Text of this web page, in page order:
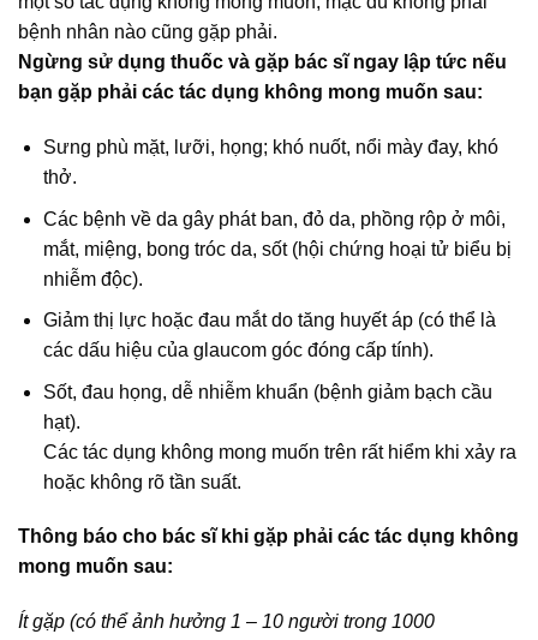
bệnh nhân nào cũng gặp phải.
Ngừng sử dụng thuốc và gặp bác sĩ ngay lập tức nếu
bạn gặp phải các tác dụng không mong muốn sau:
Sưng phù mặt, lưỡi, họng; khó nuốt, nổi mày đay, khó
thở.
Các bệnh về da gây phát ban, đỏ da, phồng rộp ở môi,
mắt, miệng, bong tróc da, sốt (hội chứng hoại tử biểu bị
nhiễm độc).
Giảm thị lực hoặc đau mắt do tăng huyết áp (có thể là
các dấu hiệu của glaucom góc đóng cấp tính).
Sốt, đau họng, dễ nhiễm khuẩn (bệnh giảm bạch cầu
hạt).
Các tác dụng không mong muốn trên rất hiểm khi xảy ra
hoặc không rõ tần suất.
Thông báo cho bác sĩ khi gặp phải các tác dụng không
mong muốn sau:
Ít gặp (có thể ảnh hưởng 1 – 10 người trong 1000